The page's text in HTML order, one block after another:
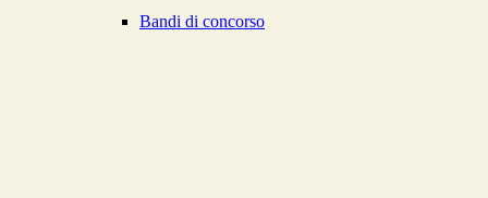
Bandi di concorso